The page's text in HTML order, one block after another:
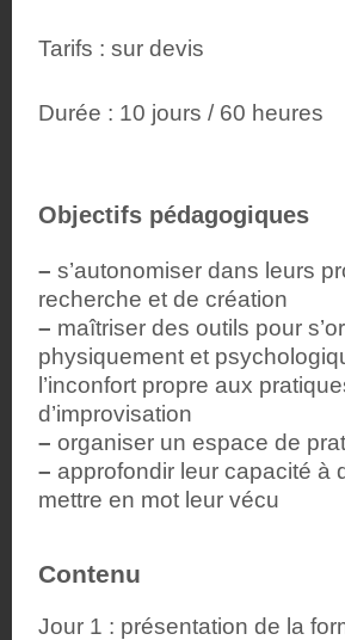
Tarifs : sur devis
Durée : 10 jours / 60 heures
Objectifs pédagogiques
– s’autonomiser dans leurs
recherche et de création
– maîtriser des outils pour
physiquement et
l’inconfort propre aux
d’improvisation
– organiser un espace de
– approfondir leur capacité à
mettre en mot leur vécu
Contenu
Jour 1 : présentation de la